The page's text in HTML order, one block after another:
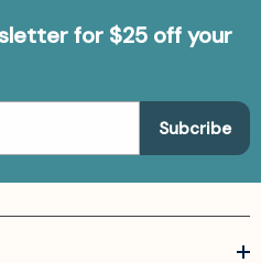
for $25 off your